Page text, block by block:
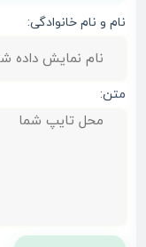
نام و نام خانوادگی:
متن: